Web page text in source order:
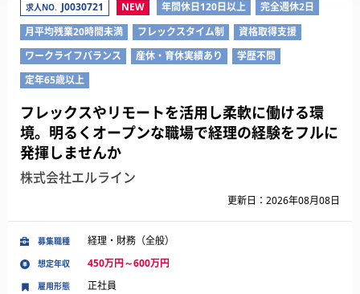
求人NO. J0030721 NEW 年間休日120日以上
完全週休2日
月平均残業20時間未満
フレックスタイム制
資格取得支援
ワークライフバランス
産休・育休実績あり
学歴不問
定年65歳以上
フレックスやリモートを活用し柔軟に働ける環
境。明るくオープンな職場で経理の経験をフルに
発揮しませんか
株式会社エルライン
更新日：2026年08月08日
募集職種 経理・財務（全般）
想定年収 450万円～600万円
雇用形態 正社員